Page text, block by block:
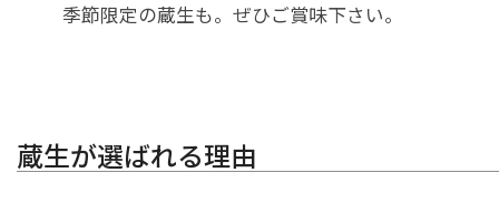
季節限定の蔵生も。ぜひご賞味下さい。
蔵生が選ばれる理由